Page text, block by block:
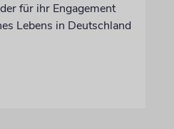
für ihr Engagement
Lebens in Deutschland